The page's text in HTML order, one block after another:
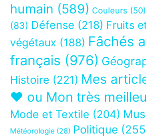
humain (589) Couleurs (50)
(83) Défense (218) Fruits
végétaux (188) Fâchés
français (976)
Histoire (221) Mes
❤ ou Mon très
Mode et Textile (204)
Météorologie (28) Politique